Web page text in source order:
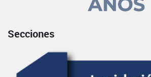
Secciones